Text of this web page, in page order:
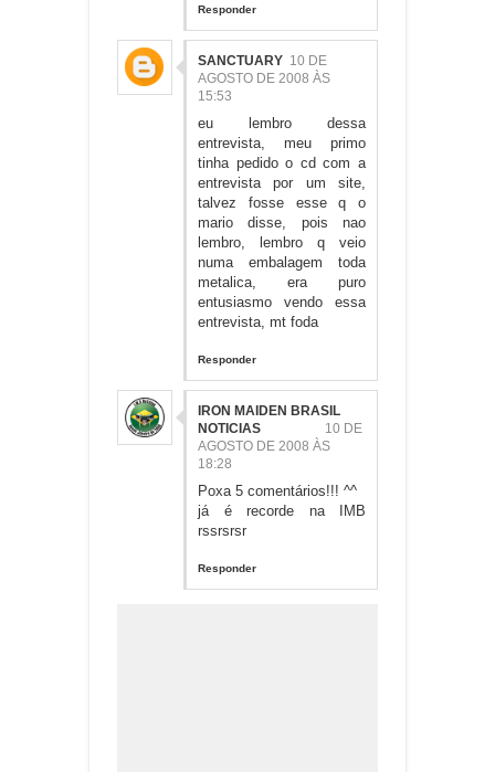
Responder
SANCTUARY 10 DE
AGOSTO DE 2008 ÀS
15:53
eu lembro dessa
entrevista, meu primo
tinha pedido o cd com a
entrevista por um site,
talvez fosse esse q o
mario disse, pois nao
lembro, lembro q veio
numa embalagem toda
metalica, era puro
entusiasmo vendo essa
entrevista, mt foda
Responder
IRON MAIDEN BRASIL
NOTICIAS
10 DE
AGOSTO DE 2008 ÀS
18:28
Poxa 5 comentários!!! ^^
já é recorde na IMB
rssrsrsr
Responder